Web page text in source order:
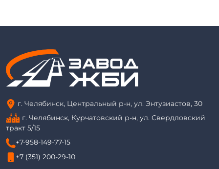
г. Челябинск, Центральный р-н, ул. Энтузиастов, 30
г. Челябинск, Курчатовский р-н, ул. Свердловский
тракт 5/15
+7-958-149-77-15
+7 (351) 200-29-10